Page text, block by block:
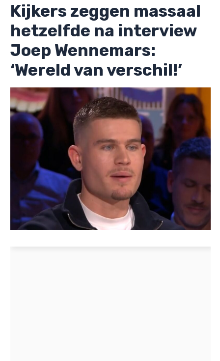
Kijkers zeggen massaal
hetzelfde na interview
Joep Wennemars:
‘Wereld van verschil!’